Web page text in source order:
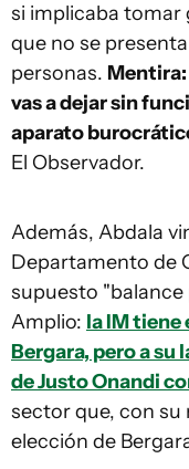
si implicaba tomar
que no se
personas.
vas a dejar sin
aparato
El Observador.
Además, Abdala
Departamento de
supuesto
Amplio: la IM tiene
Bergara, pero a su
de Justo Onandi
sector que, con su
elección de